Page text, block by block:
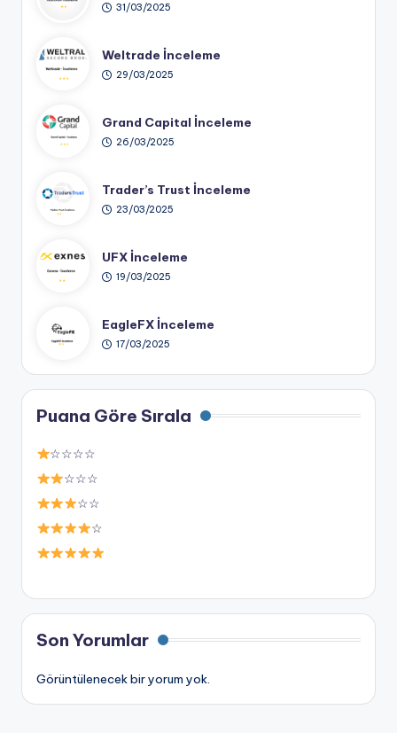
31/03/2025
Weltrade İnceleme
29/03/2025
Grand Capital İnceleme
26/03/2025
Trader’s Trust İnceleme
23/03/2025
UFX İnceleme
19/03/2025
EagleFX İnceleme
17/03/2025
Puana Göre Sırala
☆☆☆☆
☆☆☆
☆☆
☆
Son Yorumlar
Görüntülenecek bir yorum yok.